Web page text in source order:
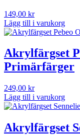
149,00 kr
Lägg till i varukorg
Akrylfärgset
Primärfärger
249,00 kr
Lägg till i varukorg
Akrylfärgset